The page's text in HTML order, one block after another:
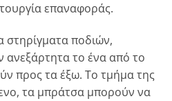
επαναφοράς.
στηρίγματα ποδιών,
το ένα από το
προς τα έξω. Το τμήμα της
τα μπράτσα μπορούν να